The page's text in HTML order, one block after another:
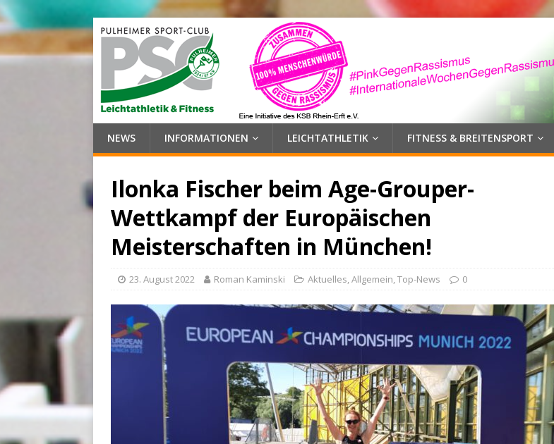
NEWS INFORMATIONEN LEICHTATHLETIK FITNESS & BREITENSPORT
Ilonka Fischer beim Age-Grouper-
Wettkampf der Europäischen
Meisterschaften in München!
23. August 2022 Roman Kaminski Aktuelles,Allgemein,Top-News 0